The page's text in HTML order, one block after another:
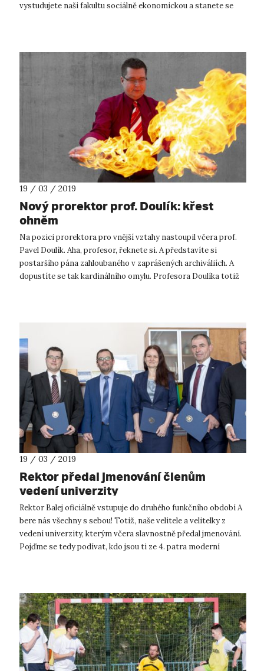
vystudujete naši fakultu sociálně ekonomickou a stanete se
19 / 03 / 2019
Nový prorektor prof. Doulík: křest
ohněm
Na pozici prorektora pro vnější vztahy nastoupil včera prof.
Pavel Doulík. Aha, profesor, řeknete si. A představíte si
postaršího pána zahloubaného v zaprášených archiváliích. A
dopustíte se tak kardinálního omylu. Profesora Doulíka totiž
19 / 03 / 2019
Rektor předal jmenování členům
vedení univerzity
Rektor Balej oficiálně vstupuje do druhého funkčního období A
bere nás všechny s sebou! Totiž, naše velitele a velitelky z
vedení univerzity, kterým včera slavnostně předal jmenování.
Pojďme se tedy podívat, kdo jsou ti ze 4. patra moderní